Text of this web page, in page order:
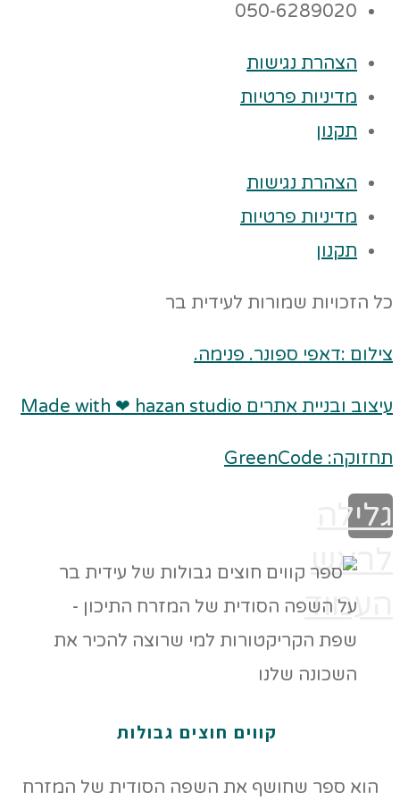
050-6289020
הצהרת נגישות
מדיניות פרטיות
תקנון
הצהרת נגישות
מדיניות פרטיות
תקנון
כל הזכויות שמורות לעידית בר
צילום :דאפי ספונר. פנימה.
עיצוב ובניית אתרים Made with ❤ hazan studio
תחזוקה: GreenCode
גלילה
לראש
העמוד
קווים חוצים גבולות
הוא ספר שחושף את השפה הסודית של המזרח